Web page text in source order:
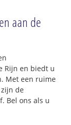
aan de
Rijn en biedt u
Met een ruime
de
Bel ons als u